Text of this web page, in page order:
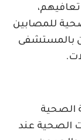
للمصابين
بالمستشفى
الصحية
الصحية عند